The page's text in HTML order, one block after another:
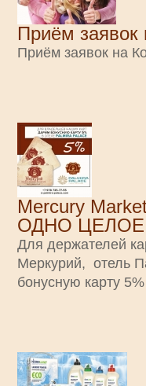
Приём заявок
Приём заявок на
Mercury
ОДНО ЦЕЛОЕ
Для держателей
Меркурий, отель
бонусную карту